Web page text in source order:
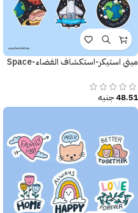
ميني استيكر-استكشاف الفضاء-Space
48.51جنيه